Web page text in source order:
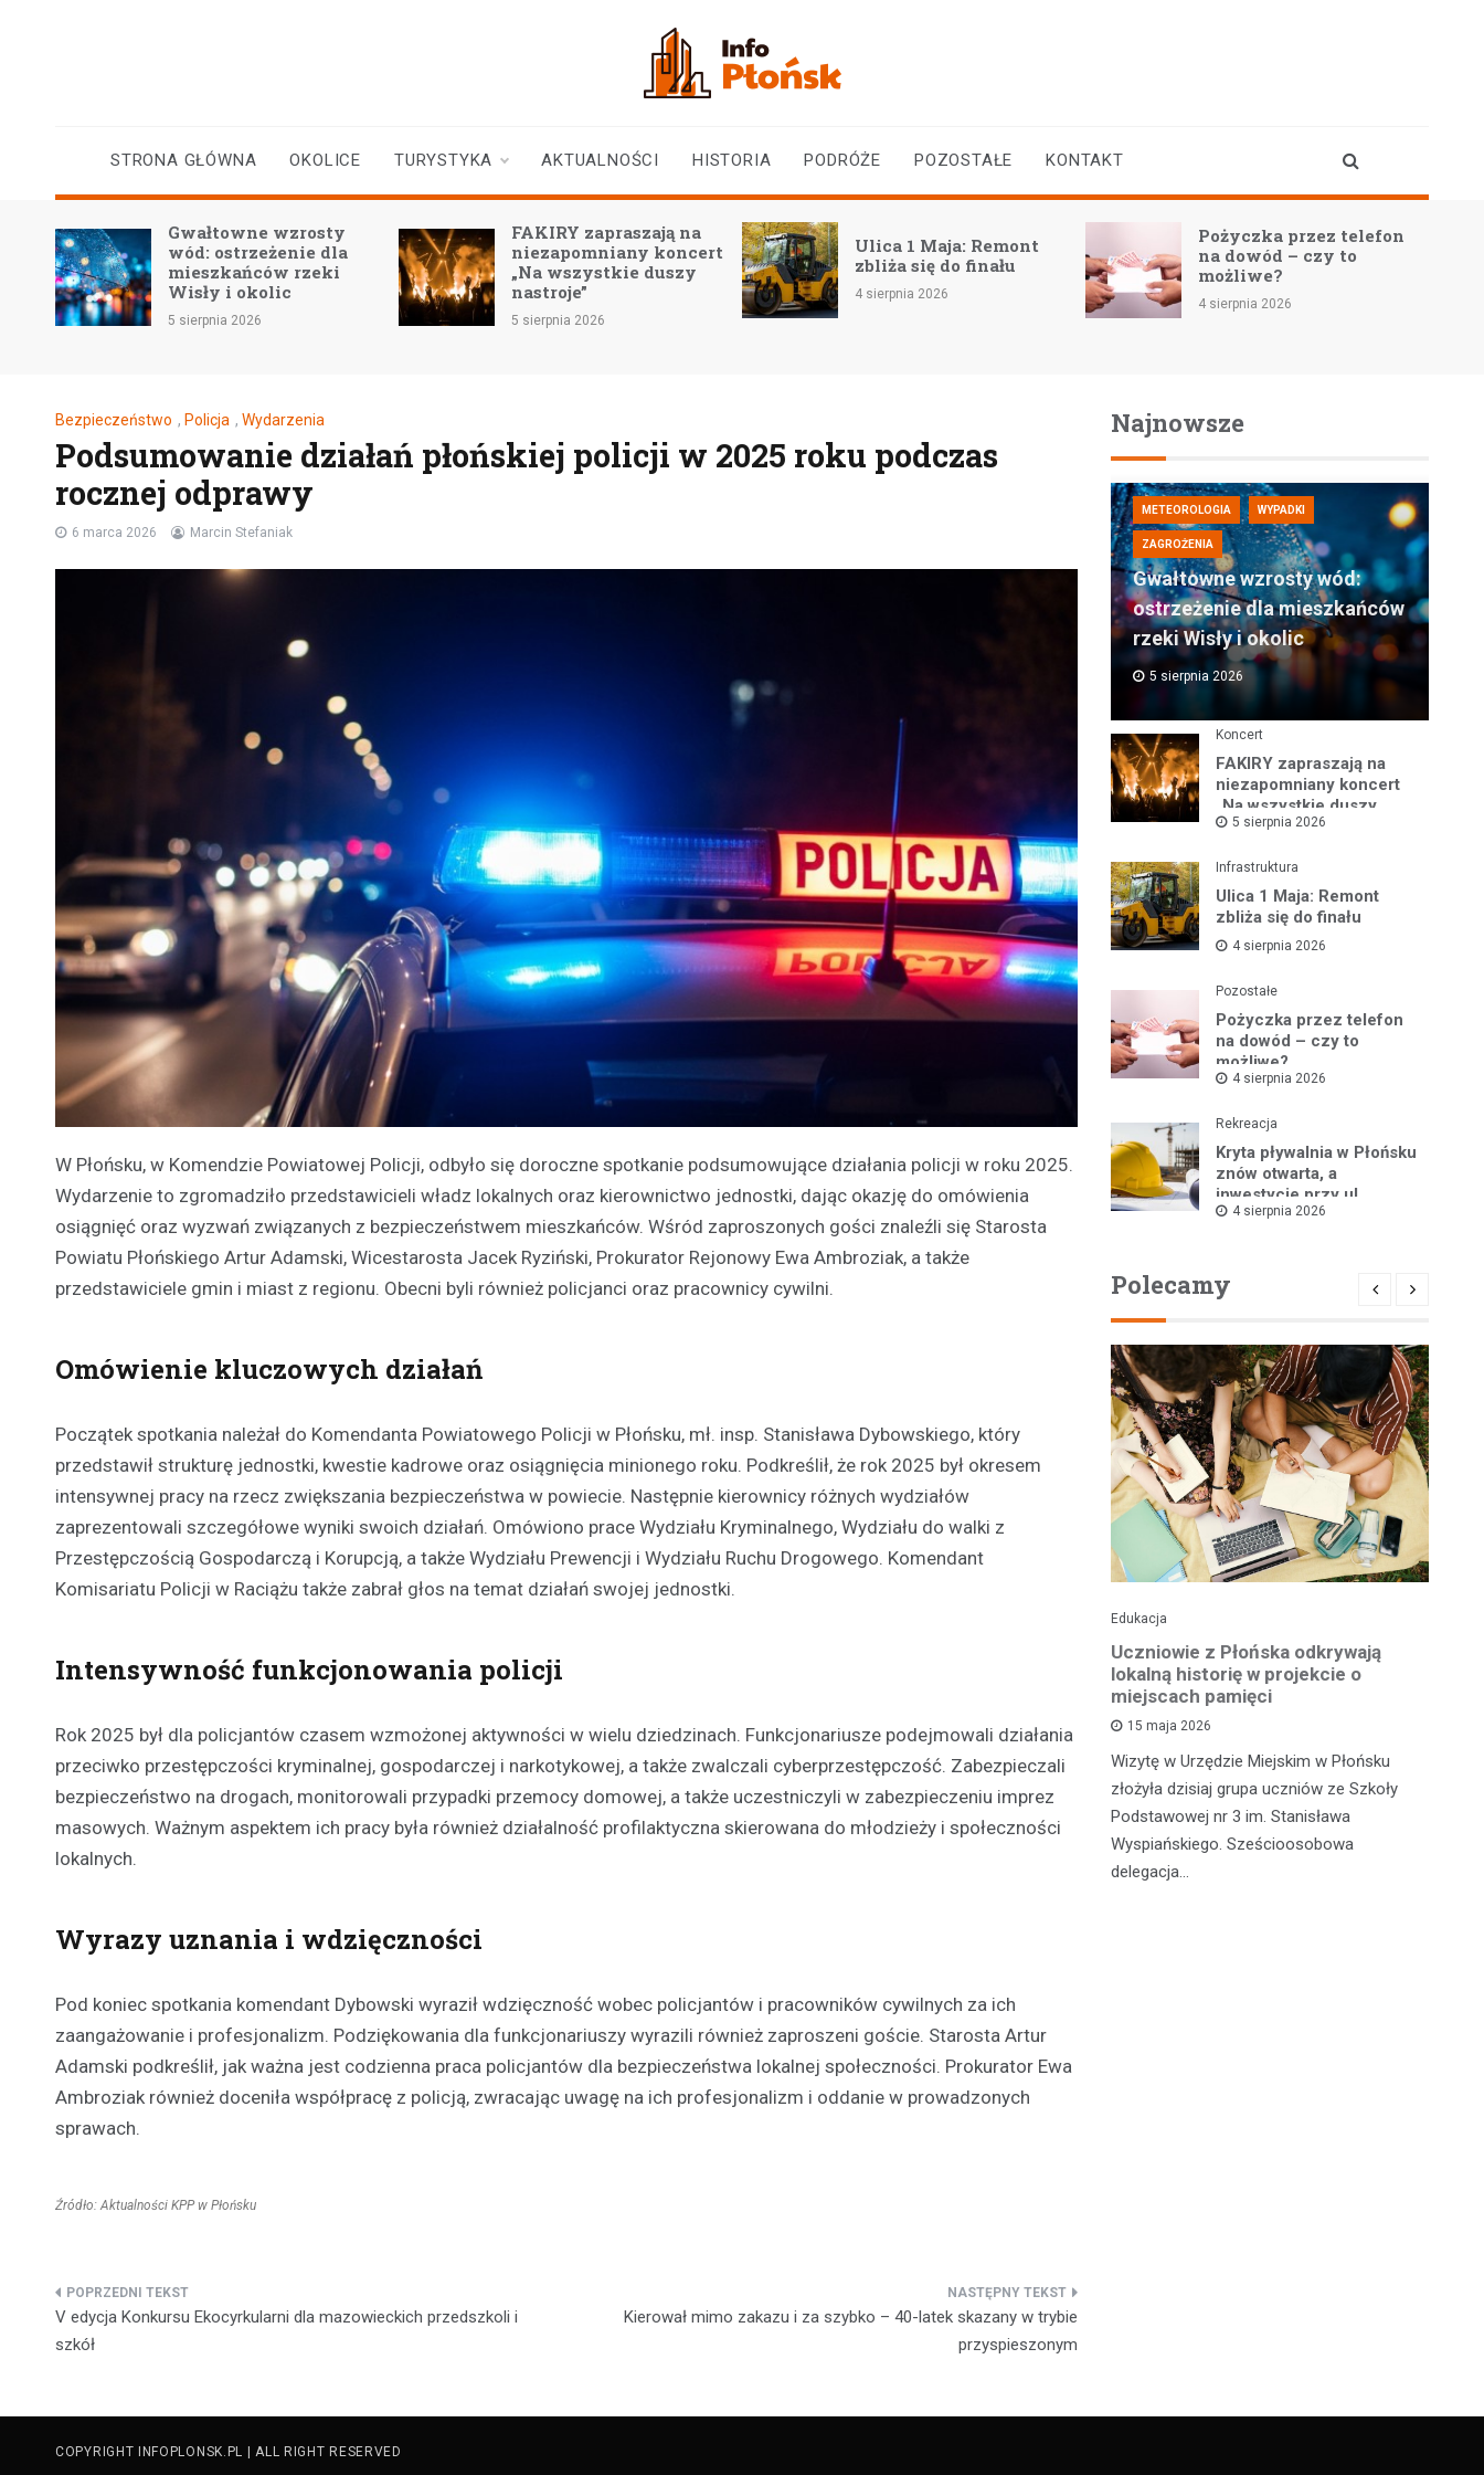
STRONA GŁÓWNA OKOLICE TURYSTYKA AKTUALNOŚCI HISTORIA PODRÓŻE POZOSTAŁE KONTAKT
Gwałtowne wzrosty
wód: ostrzeżenie dla
mieszkańców rzeki
Wisły i okolic
5 sierpnia 2026
FAKIRY zapraszają na
niezapomniany koncert
„Na wszystkie duszy
nastroje”
5 sierpnia 2026
Ulica 1 Maja: Remont
zbliża się do finału
4 sierpnia 2026
Pożyczka przez telefon
na dowód – czy to
możliwe?
4 sierpnia 2026
Bezpieczeństwo , Policja , Wydarzenia
Podsumowanie działań płońskiej policji w 2025 roku podczas
rocznej odprawy
6 marca 2026 Marcin Stefaniak
W Płońsku, w Komendzie Powiatowej Policji, odbyło się doroczne spotkanie podsumowujące działania policji w roku 2025.
Wydarzenie to zgromadziło przedstawicieli władz lokalnych oraz kierownictwo jednostki, dając okazję do omówienia
osiągnięć oraz wyzwań związanych z bezpieczeństwem mieszkańców. Wśród zaproszonych gości znaleźli się Starosta
Powiatu Płońskiego Artur Adamski, Wicestarosta Jacek Ryziński, Prokurator Rejonowy Ewa Ambroziak, a także
przedstawiciele gmin i miast z regionu. Obecni byli również policjanci oraz pracownicy cywilni.
Omówienie kluczowych działań
Początek spotkania należał do Komendanta Powiatowego Policji w Płońsku, mł. insp. Stanisława Dybowskiego, który
przedstawił strukturę jednostki, kwestie kadrowe oraz osiągnięcia minionego roku. Podkreślił, że rok 2025 był okresem
intensywnej pracy na rzecz zwiększania bezpieczeństwa w powiecie. Następnie kierownicy różnych wydziałów
zaprezentowali szczegółowe wyniki swoich działań. Omówiono prace Wydziału Kryminalnego, Wydziału do walki z
Przestępczością Gospodarczą i Korupcją, a także Wydziału Prewencji i Wydziału Ruchu Drogowego. Komendant
Komisariatu Policji w Raciążu także zabrał głos na temat działań swojej jednostki.
Intensywność funkcjonowania policji
Rok 2025 był dla policjantów czasem wzmożonej aktywności w wielu dziedzinach. Funkcjonariusze podejmowali działania
przeciwko przestępczości kryminalnej, gospodarczej i narkotykowej, a także zwalczali cyberprzestępczość. Zabezpieczali
bezpieczeństwo na drogach, monitorowali przypadki przemocy domowej, a także uczestniczyli w zabezpieczeniu imprez
masowych. Ważnym aspektem ich pracy była również działalność profilaktyczna skierowana do młodzieży i społeczności
lokalnych.
Wyrazy uznania i wdzięczności
Pod koniec spotkania komendant Dybowski wyraził wdzięczność wobec policjantów i pracowników cywilnych za ich
zaangażowanie i profesjonalizm. Podziękowania dla funkcjonariuszy wyrazili również zaproszeni goście. Starosta Artur
Adamski podkreślił, jak ważna jest codzienna praca policjantów dla bezpieczeństwa lokalnej społeczności. Prokurator Ewa
Ambroziak również doceniła współpracę z policją, zwracając uwagę na ich profesjonalizm i oddanie w prowadzonych
sprawach.
Źródło: Aktualności KPP w Płońsku
Nawigacja
wpisu
V edycja Konkursu Ekocyrkularni dla mazowieckich przedszkoli i
szkół
Kierował mimo zakazu i za szybko – 40-latek skazany w trybie
przyspieszonym
Najnowsze
METEOROLOGIA WYPADKI
ZAGROŻENIA
Gwałtowne wzrosty wód:
ostrzeżenie dla mieszkańców
rzeki Wisły i okolic
5 sierpnia 2026
Koncert
FAKIRY zapraszają na
niezapomniany koncert
„Na wszystkie duszy
nastroje”
5 sierpnia 2026
Infrastruktura
Ulica 1 Maja: Remont
zbliża się do finału
4 sierpnia 2026
Pozostałe
Pożyczka przez telefon
na dowód – czy to
możliwe?
4 sierpnia 2026
Rekreacja
Kryta pływalnia w Płońsku
znów otwarta, a
inwestycje przy ul.
Kopernika w toku
4 sierpnia 2026
Polecamy
Dnia 9 grudnia, powiewało odświętną
atmosferą w Starym Gralewie. To właśnie
tego dnia, mieszkańcy i goście miasteczka
zgromadzili się na…
Edukacja
Uczniowie z Płońska odkrywają
lokalną historię w projekcie o
miejscach pamięci
15 maja 2026
Wizytę w Urzędzie Miejskim w Płońsku
złożyła dzisiaj grupa uczniów ze Szkoły
Podstawowej nr 3 im. Stanisława
Wyspiańskiego. Sześcioosobowa
delegacja…
COPYRIGHT INFOPLONSK.PL | ALL RIGHT RESERVED